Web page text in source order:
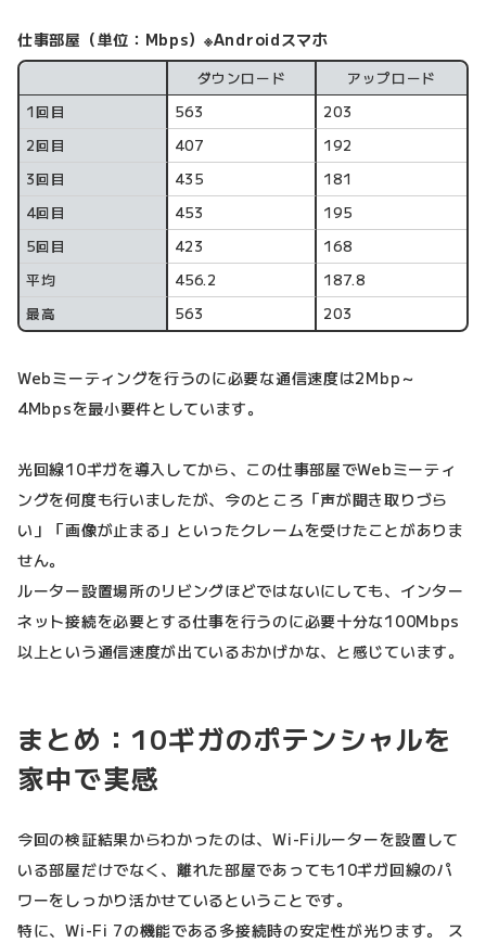
仕事部屋（単位：Mbps）※Androidスマホ
ダウンロード
アップロード
1回目
563
203
2回目
407
192
3回目
435
181
4回目
453
195
5回目
423
168
平均
456.2
187.8
最高
563 203
Webミーティングを行うのに必要な通信速度は2Mbp～
4Mbpsを最小要件としています。
光回線10ギガを導入してから、この仕事部屋でWebミーティ
ングを何度も行いましたが、今のところ「声が聞き取りづら
い」「画像が止まる」といったクレームを受けたことがありま
せん。
ルーター設置場所のリビングほどではないにしても、インター
ネット接続を必要とする仕事を行うのに必要十分な100Mbps
以上という通信速度が出ているおかげかな、と感じています。
まとめ：10ギガのポテンシャルを
家中で実感
今回の検証結果からわかったのは、Wi-Fiルーターを設置して
いる部屋だけでなく、離れた部屋であっても10ギガ回線のパ
ワーをしっかり活かせているということです。
特に、Wi-Fi 7の機能である多接続時の安定性が光ります。 ス